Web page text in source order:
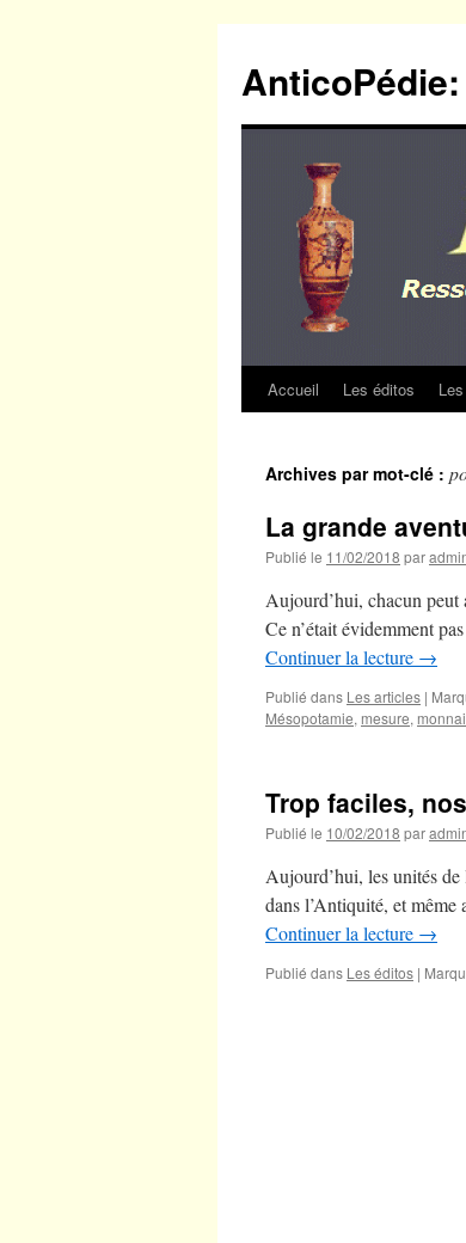
contenu
Accueil Les éditos
Archives par mot-clé :
La grande
Publié le 11/02/2018 par
Aujourd’hui, chacun peut
Ce n’était évidemment
Continuer la lecture →
Publié dans Les articles |
Mésopotamie, mesure,
Trop faciles,
Publié le 10/02/2018 par
Aujourd’hui, les unités de
dans l’Antiquité, et
Continuer la lecture →
Publié dans Les éditos |